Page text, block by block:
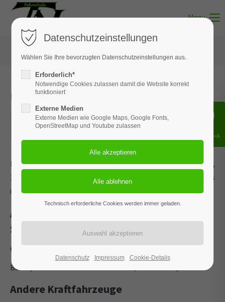
Menu
Unterricht - Thema 08
23.06.2026
Dieses Ereignis wird an den Terminen 06.01.2026, 09.02.2026,
11.03.2026, 15.04.2026 und 3 weiteren Terminen wiederholt. Das
nächste Ereignis findet statt am15.05.2022. bis zum 27.07.2026.
Andere Teilnehmer im
Straßenverkehr
Öffentliche Verkehrsmittel
Busse, Schulbusse und Straßenbahnen, Haltestellen, Taxen.
Andere Kraftfahrzeuge
Datenschutzeinstellungen
Wählen Sie Ihre bevorzugten Datenschutzeinstellungen aus.
Erforderlich*
Notwendige Cookies zulassen damit die Website korrekt
funktioniert
Externe Medien
Externe Medien wie Google Maps, Google Fonts,
OpenStreetMap und Youtube zulassen
Technisch erforderliche Cookies werden immer geladen.
Datenschutz Impressum Cookie-Details
Shift+Alt+A